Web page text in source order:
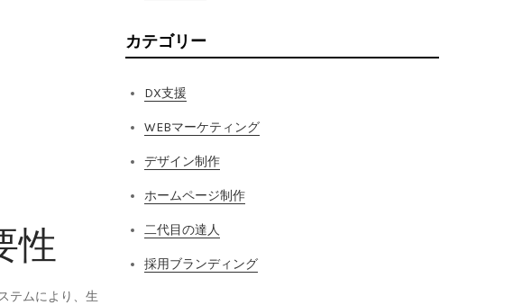
性
テムにより、生
カテゴリー
DX支援
WEBマーケティング
デザイン制作
ホームページ制作
二代目の達人
採用ブランディング